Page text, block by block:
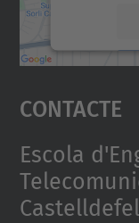
Contacte
Escola